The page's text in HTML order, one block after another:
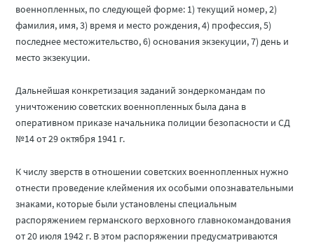
военнопленных, по следующей форме: 1) текущий номер, 2)
фамилия, имя, 3) время и место рождения, 4) профессия, 5)
последнее местожительство, 6) основания экзекуции, 7) день и
место экзекуции.
Дальнейшая конкретизация заданий зондеркомандам по
уничтожению советских военнопленных была дана в
оперативном приказе начальника полиции безопасности и СД
№14 от 29 октября 1941 г.
К числу зверств в отношении советских военнопленных нужно
отнести проведение клеймения их особыми опознавательными
знаками, которые были установлены специальным
распоряжением германского верховного главнокомандования
от 20 июля 1942 г. В этом распоряжении предусматриваются